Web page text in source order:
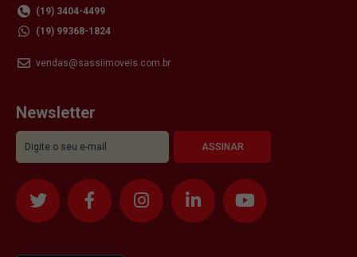
(19) 3404-4499
(19) 99368-1824
vendas@sassiimoveis.com.br
Newsletter